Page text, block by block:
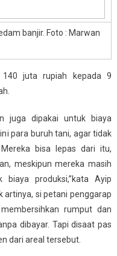
banjir. Foto : Marwan
140 juta rupiah kepada 9
juga dipakai untuk biaya
para buruh tani, agar tidak
bisa lepas dari itu,
meskipun mereka masih
produksi,”kata Ayip
artinya, si petani penggarap
rumput dan
dibayar. Tapi disaat pas
dari areal tersebut.